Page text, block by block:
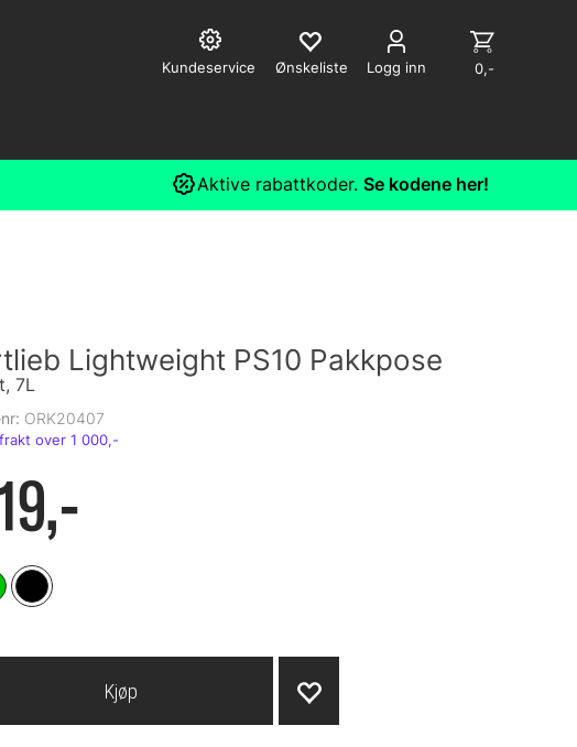
Logg inn
Kundeservice 0,-
Aktive rabattkoder. Se kodene her!
Lightweight PS10 Pakkpose
7L
ORK20407
Kjøp